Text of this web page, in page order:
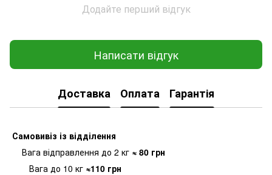
Додайте перший відгук
Написати відгук
Доставка Оплата Гарантія
Самовивіз із відділення
Вага відправлення до 2 кг ≈ 80 грн
Вага до 10 кг ≈110 грн